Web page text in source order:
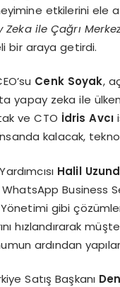
etkilerini ele
ile Çağrı
bir araya getirdi.
Cenk Soyak,
yapay zeka ile
ve CTO İdris Avcı
kalacak,
Halil
Business
gibi
hızlandırarak
ardından
Satış Başkanı